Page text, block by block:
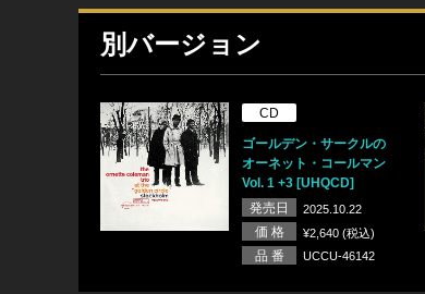
別バージョン
CD
ゴールデン・サークルの
オーネット・コールマン
Vol. 1 +3 [UHQCD]
発売日
2025.10.22
価 格 ¥2,640 (税込)
品 番 UCCU-46142